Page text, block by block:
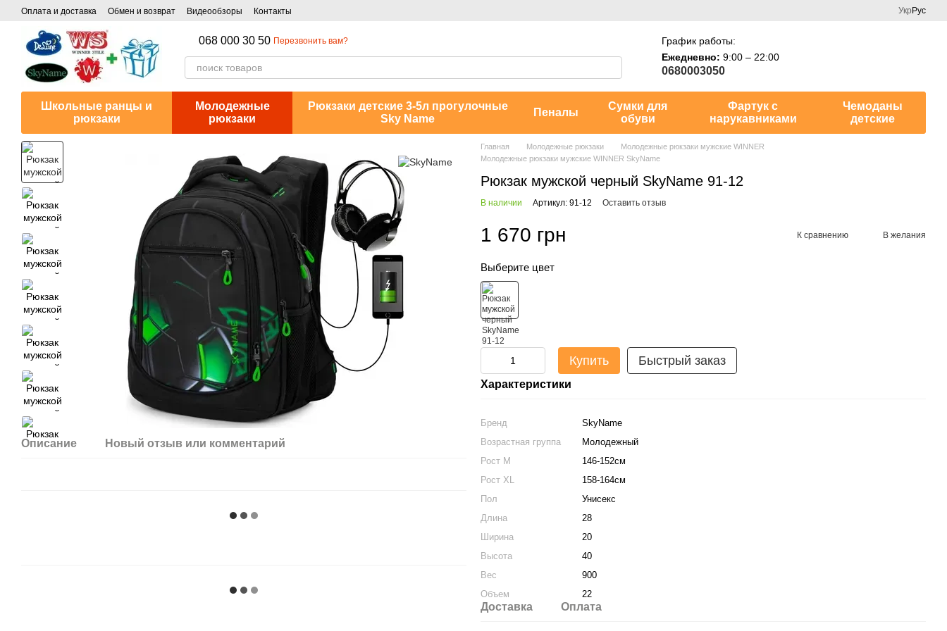
Перейти к основному контенту
Оплата и доставка Обмен и возврат Видеообзоры Контакты Укр Рус
068 000 30 50 Перезвонить вам?
График работы:
Ежедневно: 9:00 – 22:00
0680003050
Школьные ранцы и
рюкзаки
Молодежные
рюкзаки
Рюкзаки детские 3-5л прогулочные
Sky Name
Пеналы
Сумки для
обуви
Фартук с
нарукавниками
Чемоданы
детские
Описание Новый отзыв или комментарий
Главная Молодежные рюкзаки
Молодежные рюкзаки мужские WINNER
Молодежные рюкзаки мужские WINNER SkyName
Рюкзак мужской черный SkyName 91-12
В наличии Артикул: 91-12 Оставить отзыв
1 670 грн К сравнению В желания
Выберите цвет
Купить Быстрый заказ
Характеристики
Бренд
SkyName
Возрастная группа
Молодежный
Рост M
146-152см
Рост XL
158-164см
Пол
Унисекс
Длина
28
Ширина
20
Высота
40
Вес
900
Объем
22
Доставка Оплата